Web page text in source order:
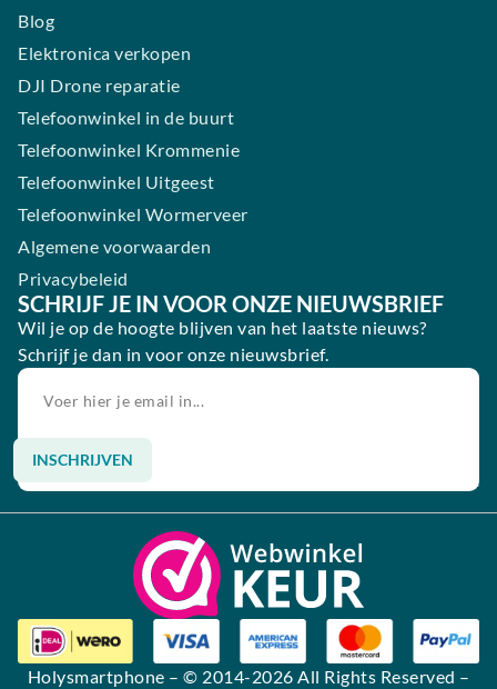
Blog
Elektronica verkopen
DJI Drone reparatie
Telefoonwinkel in de buurt
Telefoonwinkel Krommenie
Telefoonwinkel Uitgeest
Telefoonwinkel Wormerveer
Algemene voorwaarden
Privacybeleid
SCHRIJF JE IN VOOR ONZE NIEUWSBRIEF
Wil je op de hoogte blijven van het laatste nieuws?
Schrijf je dan in voor onze nieuwsbrief.
INSCHRIJVEN
Alternative:
Holysmartphone – © 2014-2026 All Rights Reserved –